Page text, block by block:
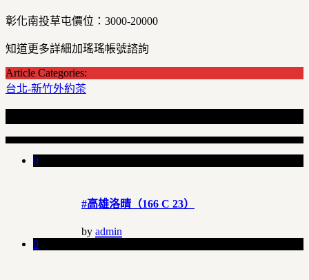
彰化南投草屯價位：3000-20000
知道更多詳細加瑤瑤帳號諮詢
Article Categories:
台北-新竹外約茶
0
#高雄洛晴（166 C 23）
by admin
0